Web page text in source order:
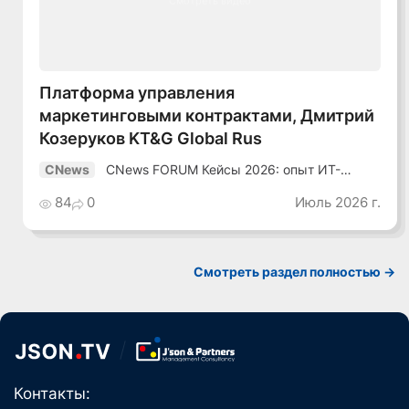
Платформа управления
маркетинговыми контрактами, Дмитрий
Козеруков KT&G Global Rus
CNews
CNews FORUM Кейсы 2026: опыт ИТ-
84 0 Июль 2026 г.
Смотреть раздел полностью ->
Контакты: